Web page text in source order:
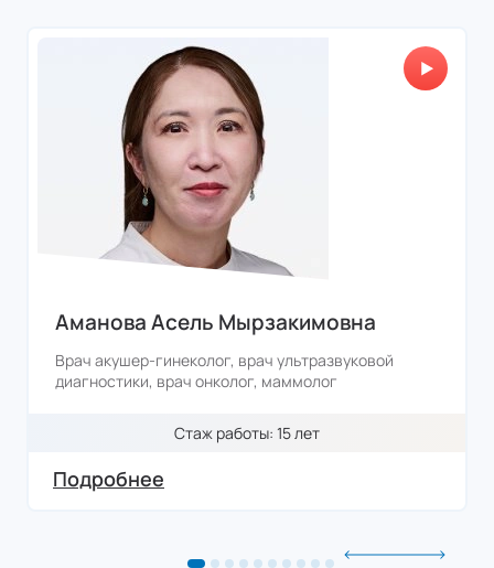
Изменить данные
Отправить
Аманова Асель Мырзакимовна
Врач акушер-гинеколог, врач ультразвуковой
диагностики, врач онколог, маммолог
Стаж работы: 15 лет
Подробнее